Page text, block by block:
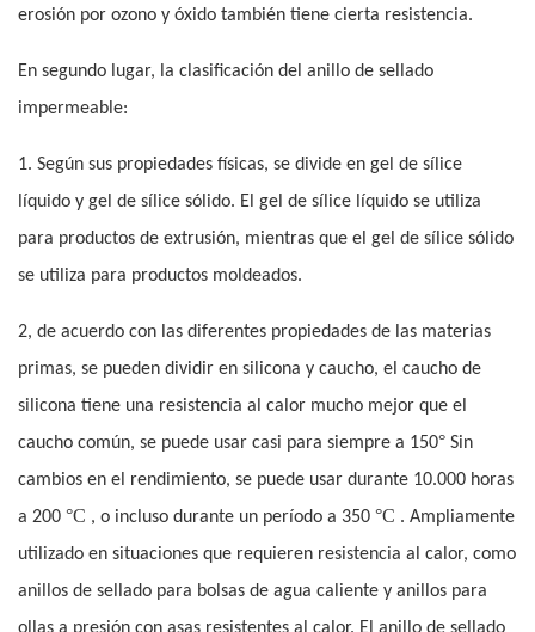
erosión por ozono y óxido también tiene cierta resistencia.
En segundo lugar, la clasificación del anillo de sellado
impermeable:
1. Según sus propiedades físicas, se divide en gel de sílice
líquido y gel de sílice sólido. El gel de sílice líquido se utiliza
para productos de extrusión, mientras que el gel de sílice sólido
se utiliza para productos moldeados.
2, de acuerdo con las diferentes propiedades de las materias
primas, se pueden dividir en silicona y caucho, el caucho de
silicona tiene una resistencia al calor mucho mejor que el
caucho común, se puede usar casi para siempre a 150° Sin
cambios en el rendimiento, se puede usar durante 10.000 horas
a 200 °C , o incluso durante un período a 350 °C . Ampliamente
utilizado en situaciones que requieren resistencia al calor, como
anillos de sellado para bolsas de agua caliente y anillos para